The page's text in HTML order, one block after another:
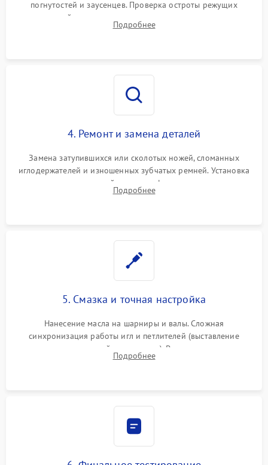
погнутостей и заусенцев. Проверка остроты режущих
кромок ножей, состояния приводного ремня, электромотора
и механизма дифференциальной подачи ткани.
Подробнее
4. Ремонт и замена деталей
Замена затупившихся или сколотых ножей, сломанных
иглодержателей и изношенных зубчатых ремней. Установка
новых петлителей взамен деформированных.
Восстановление контактов в педали и цепях
Подробнее
5. Смазка и точная настройка
Нанесение масла на шарниры и валы. Сложная
синхронизация работы игл и петлителей (выставление
зазоров до сотых долей миллиметра). Регулировка прижима
ножей, ширины обметки и хода дифференциального
Подробнее